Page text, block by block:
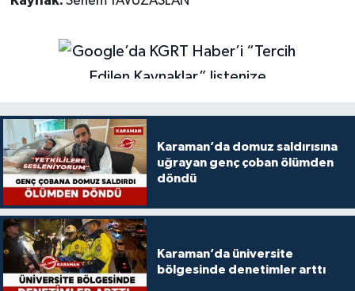
Karaman’da domuz saldırısına
uğrayan genç çoban ölümden
döndü
Karaman’da üniversite
bölgesinde denetimler arttı